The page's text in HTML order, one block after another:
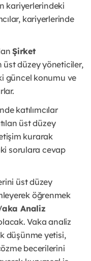
kariyerlerindeki
kariyerlerinde
Şirket
üst düzey yöneticiler,
güncel konumu ve
katılımcılar
üst düzey
kurarak
sorulara cevap
üst düzey
öğrenmek
aka Analiz
Vaka analiz
düşünme yetisi,
becerilerini